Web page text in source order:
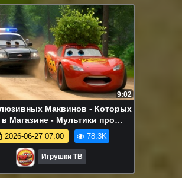
9:02
Маквинов - Которых
в Магазине - Мультики про
машинки Тачки
2026-06-27 07:00 78.3K
Игрушки ТВ